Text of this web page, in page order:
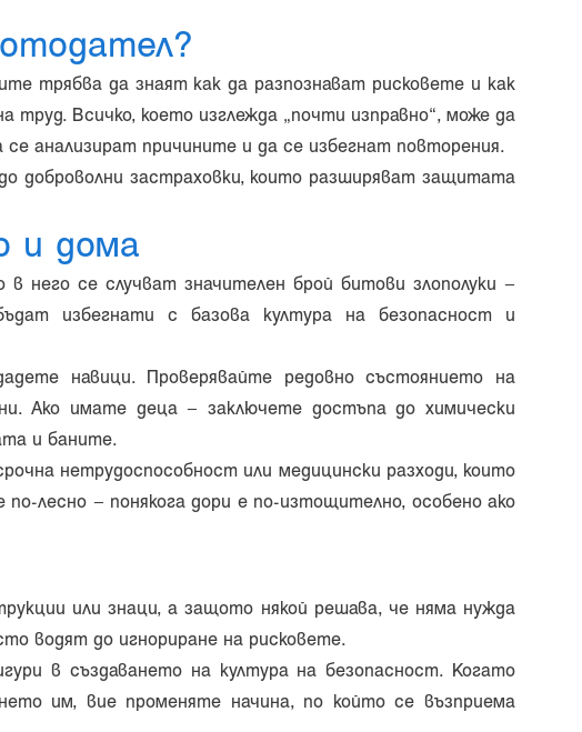
трябва да знаят как да разпознават рисковете и как
Всичко, което изглежда „почти изправно“, може да
анализират причините и да се избегнат повторения.
доброволни застраховки, които разширяват защитата
и дома
се случват значителен брой битови злополуки –
избегнати с базова култура на безопасност и
навици. Проверявайте редовно състоянието на
Ако имате деца – заключете достъпа до химически
и баните.
нетрудоспособност или медицински разходи, които
лесно – понякога дори е по-изтощително, особено ако
или знаци, а защото някой решава, че няма нужда
водят до игнориране на рисковете.
в създаването на култура на безопасност. Когато
им, вие променяте начина, по който се възприема